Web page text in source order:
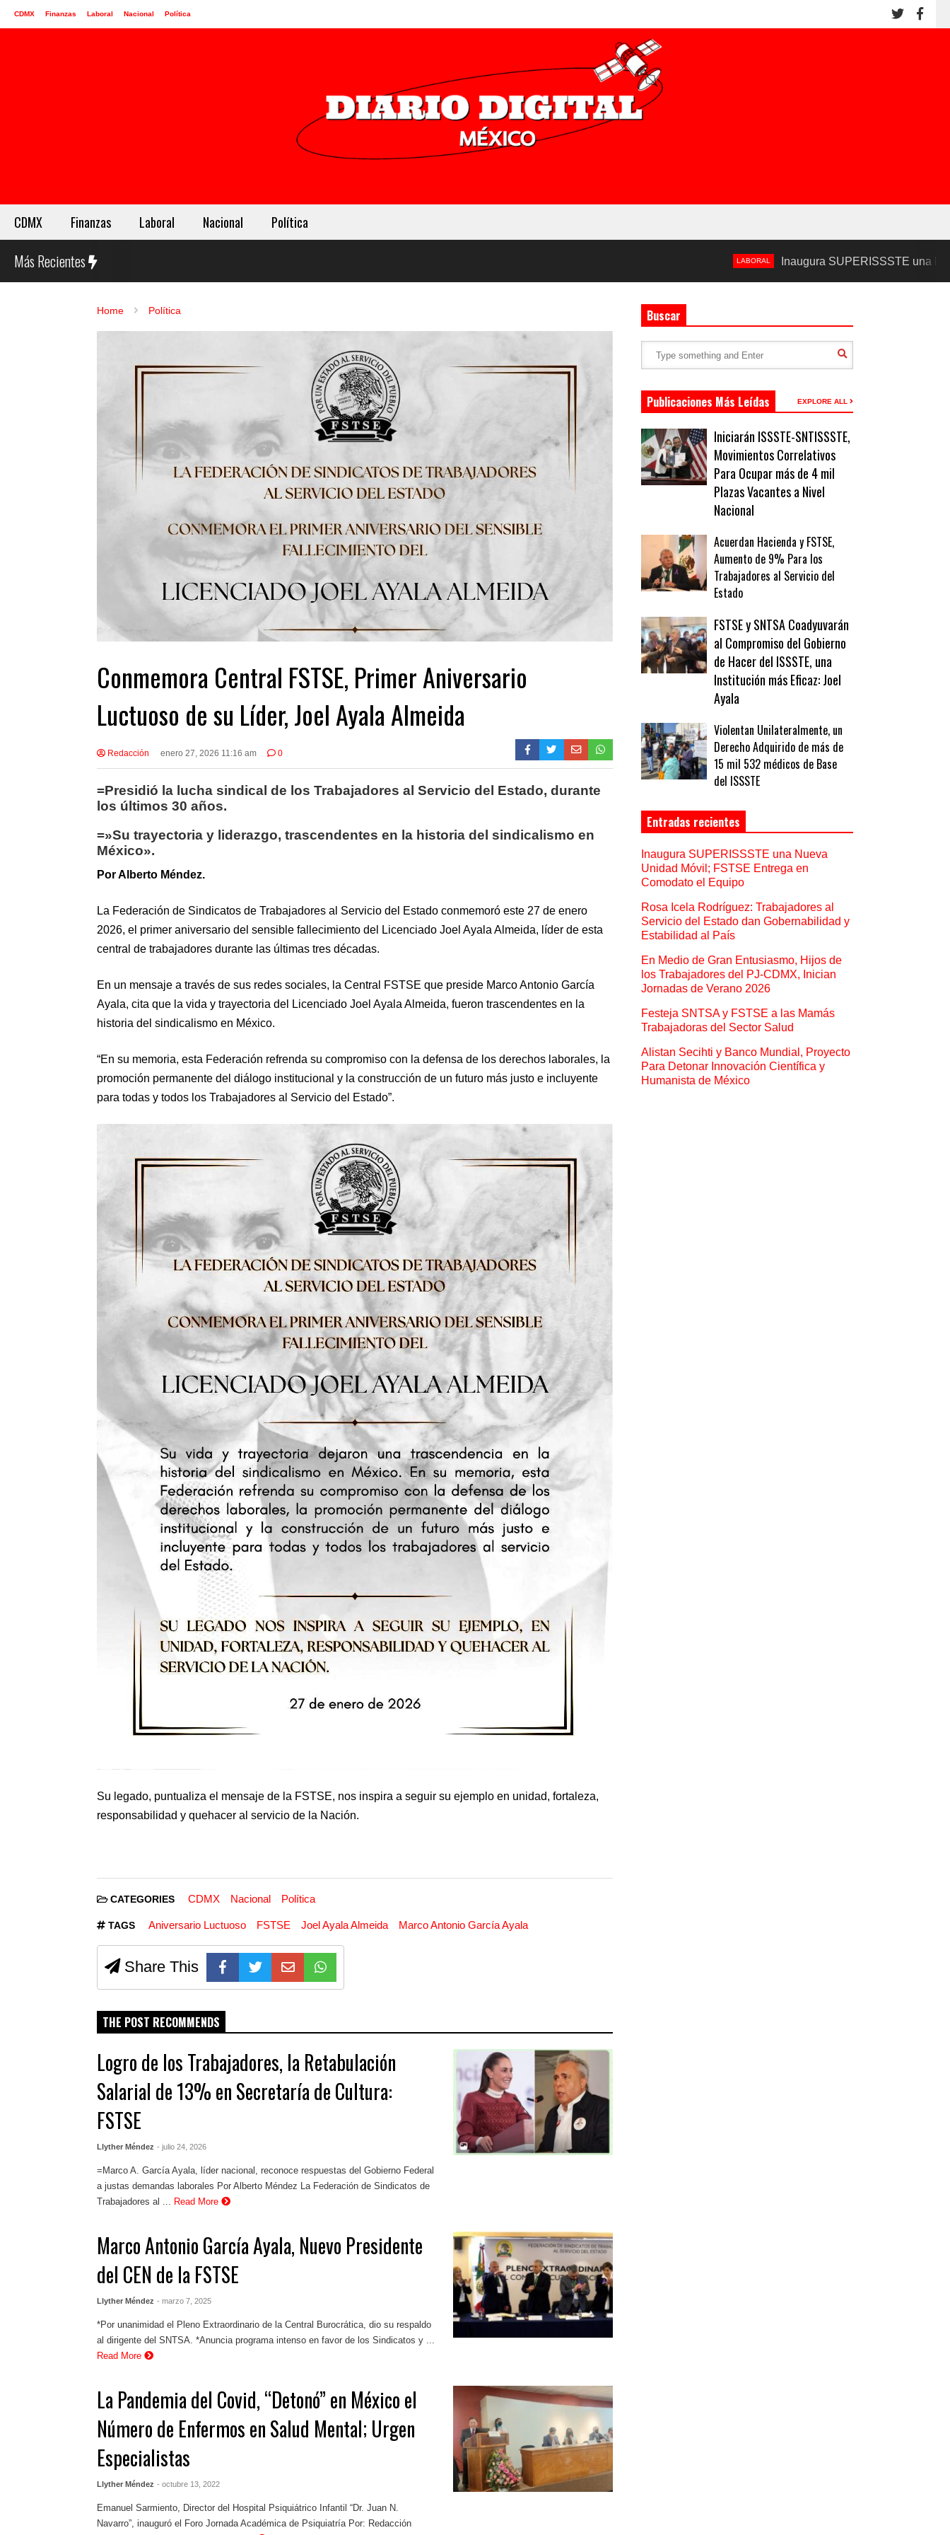
CDMX Finanzas Laboral Nacional Política
CDMX Finanzas Laboral Nacional Política
Más Recientes Inaugura SUPERISSSTE una Nueva
Home Política
Conmemora Central FSTSE, Primer Aniversario
Luctuoso de su Líder, Joel Ayala Almeida
Redacción enero 27, 2026 11:16 am 0
=Presidió la lucha sindical de los Trabajadores al Servicio del Estado, durante
los últimos 30 años.
=»Su trayectoria y liderazgo, trascendentes en la historia del sindicalismo en
México».
Por Alberto Méndez.
La Federación de Sindicatos de Trabajadores al Servicio del Estado conmemoró este 27 de enero
2026, el primer aniversario del sensible fallecimiento del Licenciado Joel Ayala Almeida, líder de esta
central de trabajadores durante las últimas tres décadas.
En un mensaje a través de sus redes sociales, la Central FSTSE que preside Marco Antonio García
Ayala, cita que la vida y trayectoria del Licenciado Joel Ayala Almeida, fueron trascendentes en la
historia del sindicalismo en México.
“En su memoria, esta Federación refrenda su compromiso con la defensa de los derechos laborales, la
promoción permanente del diálogo institucional y la construcción de un futuro más justo e incluyente
para todas y todos los Trabajadores al Servicio del Estado”.
Su legado, puntualiza el mensaje de la FSTSE, nos inspira a seguir su ejemplo en unidad, fortaleza,
responsabilidad y quehacer al servicio de la Nación.
CATEGORIES CDMX Nacional Política
TAGS Aniversario Luctuoso FSTSE Joel Ayala Almeida Marco Antonio García Ayala
Share This
THE POST RECOMMENDS
Logro de los Trabajadores, la Retabulación
Salarial de 13% en Secretaría de Cultura:
FSTSE
Llyther Méndez - julio 24, 2026
=Marco A. García Ayala, líder nacional, reconoce respuestas del Gobierno Federal
a justas demandas laborales Por Alberto Méndez La Federación de Sindicatos de
Trabajadores al ...
Read More
Marco Antonio García Ayala, Nuevo Presidente
del CEN de la FSTSE
Llyther Méndez - marzo 7, 2025
*Por unanimidad el Pleno Extraordinario de la Central Burocrática, dio su respaldo
al dirigente del SNTSA. *Anuncia programa intenso en favor de los Sindicatos y ...
Read More
La Pandemia del Covid, “Detonó” en México el
Número de Enfermos en Salud Mental; Urgen
Especialistas
Llyther Méndez - octubre 13, 2022
Emanuel Sarmiento, Director del Hospital Psiquiátrico Infantil “Dr. Juan N.
Navarro”, inauguró el Foro Jornada Académica de Psiquiatría Por: Redacción
Buscar
Publicaciones Más Leídas EXPLORE ALL
Iniciarán ISSSTE-SNTISSSTE,
Movimientos Correlativos
Para Ocupar más de 4 mil
Plazas Vacantes a Nivel
Nacional
Acuerdan Hacienda y FSTSE,
Aumento de 9% Para los
Trabajadores al Servicio del
Estado
FSTSE y SNTSA Coadyuvarán
al Compromiso del Gobierno
de Hacer del ISSSTE, una
Institución más Eficaz: Joel
Ayala
Violentan Unilateralmente, un
Derecho Adquirido de más de
15 mil 532 médicos de Base
del ISSSTE
Entradas recientes
Inaugura SUPERISSSTE una Nueva
Unidad Móvil; FSTSE Entrega en
Comodato el Equipo
Rosa Icela Rodríguez: Trabajadores al
Servicio del Estado dan Gobernabilidad y
Estabilidad al País
En Medio de Gran Entusiasmo, Hijos de
los Trabajadores del PJ-CDMX, Inician
Jornadas de Verano 2026
Festeja SNTSA y FSTSE a las Mamás
Trabajadoras del Sector Salud
Alistan Secihti y Banco Mundial, Proyecto
Para Detonar Innovación Científica y
Humanista de México